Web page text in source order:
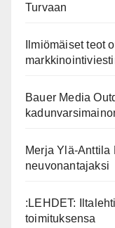
Turvaan
Ilmiömäiset teot
Bauer Media
Merja Ylä-Anttila
neuvonantajaksi
:LEHDET:
toimituksensa